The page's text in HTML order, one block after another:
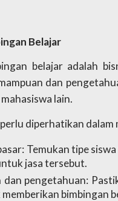
Belajar
belajar adalah
dan
lain.
diperhatikan
Temukan tipe
jasa tersebut.
dan pengetahuan:
bimbingan